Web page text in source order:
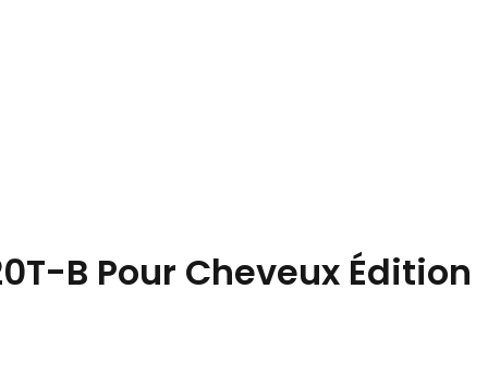
B Pour Cheveux Édition